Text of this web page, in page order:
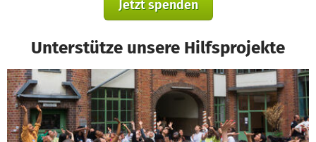
Jetzt spenden
Unterstütze unsere Hilfsprojekte